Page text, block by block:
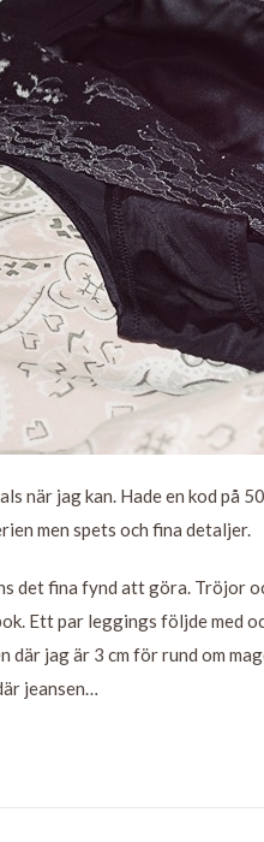
när jag kan. Hade en kod på
men spets och fina detaljer.
det fina fynd att göra. Tröjor
Ett par leggings följde med
där jag är 3 cm för rund om
jeansen…